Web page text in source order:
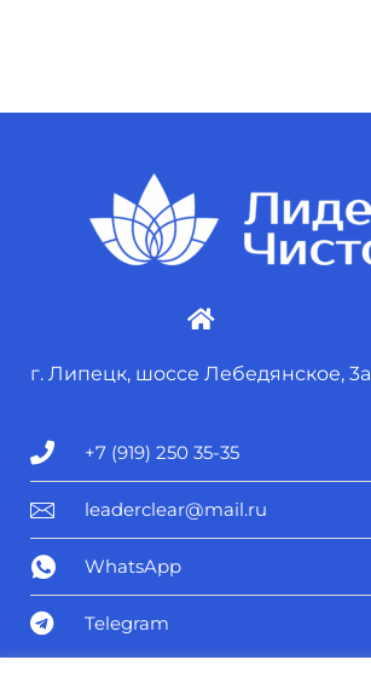
г. Липецк, шоссе Лебедянское, 3а
+7 (919) 250 35-35
leaderclear@mail.ru
WhatsApp
Telegram